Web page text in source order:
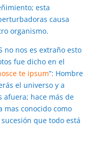
esta
causa
organismo.
no nos es extraño esto
fue dicho en el
te ipsum”: Hombre
el universo y a
afuera; hace más de
mas conocido como
que todo está